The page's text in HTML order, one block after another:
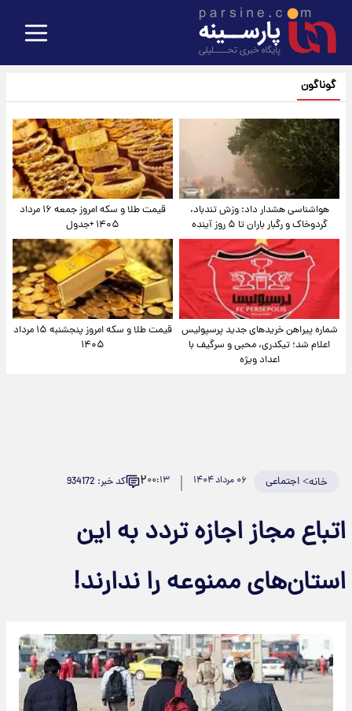
گوناگون
هواشناسی هشدار داد: وزش تندباد،
گردوخاک و رگبار باران تا ۵ روز آینده
قیمت طلا و سکه امروز جمعه ۱۶ مرداد
۱۴۰۵ +جدول
شماره پیراهن خریدهای جدید پرسپولیس
اعلام شد؛ تیکدری، محبی و سرگیف با
اعداد ویژه
قیمت طلا و سکه امروز پنجشنبه ۱۵ مرداد
۱۴۰۵
خانه>اجتماعی ۰۶ مرداد ۱۴۰۴ ۰۰:۱۳۲ کد خبر: 934172
اتباع مجاز اجازه تردد به این
استان‌های ممنوعه را ندارند!